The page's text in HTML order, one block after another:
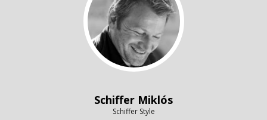
Schiffer Miklós
Schiffer Style